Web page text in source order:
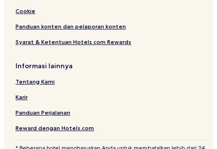
Cookie
Panduan konten dan pelaporan konten
Syarat & Ketentuan Hotels.com Rewards
Informasi lainnya
Tentang Kami
Karir
Panduan Perjalanan
Reward dengan Hotels.com